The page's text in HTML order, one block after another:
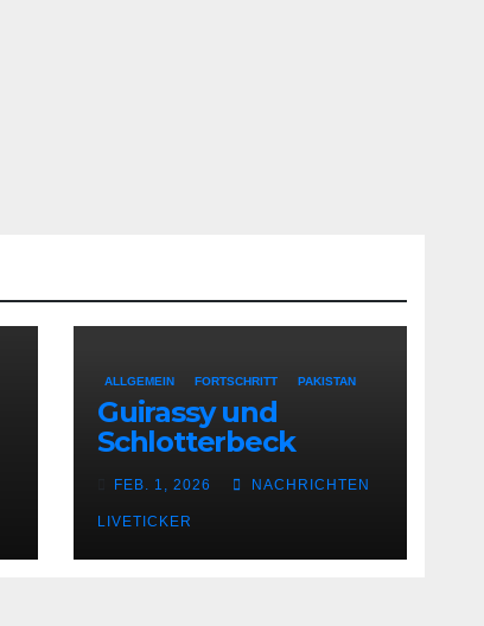
ALLGEMEIN FORTSCHRITT PAKISTAN
Guirassy und
Schlotterbeck
FEB. 1, 2026 NACHRICHTEN
LIVETICKER